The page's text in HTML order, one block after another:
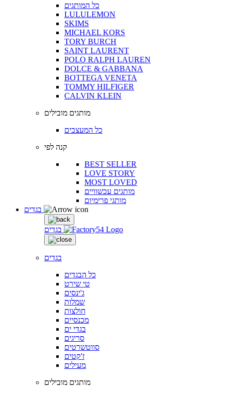
כל המותגים
LULULEMON
SKIMS
MICHAEL KORS
TORY BURCH
SAINT LAURENT
POLO RALPH LAUREN
DOLCE & GABBANA
BOTTEGA VENETA
TOMMY HILFIGER
CALVIN KLEIN
מותגים מובילים
כל המעצבים
קנה לפי
BEST SELLER
LOVE STORY
MOST LOVED
מותגים עכשוויים
מותגי פרימיום
בגדים
בגדים
כל הבגדים
טי שירט
ג'ינסים
שמלות
חולצות
מכנסיים
בגדי ים
סריגים
סווטשרטים
ז'קטים
מעילים
מותגים מובילים